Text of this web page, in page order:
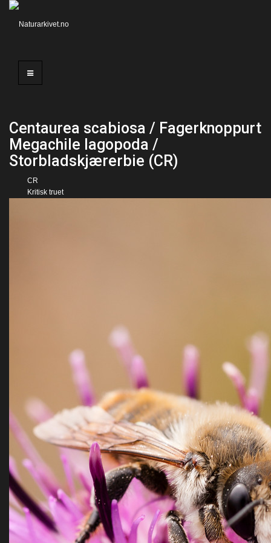
Centaurea scabiosa / Fagerknoppurt
Megachile lagopoda /
Storbladskjærerbie (CR)
CR
Kritisk truet